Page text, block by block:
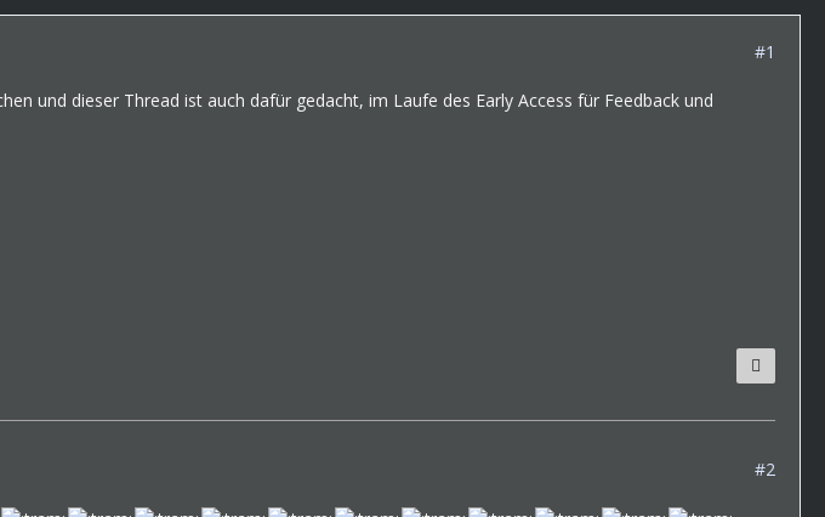
#1
und dieser Thread ist auch dafür gedacht, im Laufe des Early Access für Feedback und
#2